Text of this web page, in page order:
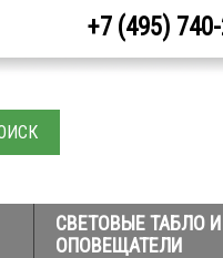
+7 (495)
СВЕТОВЫЕ ТАБЛО И
ОПОВЕЩАТЕЛИ